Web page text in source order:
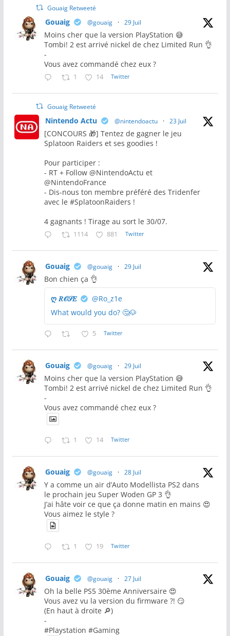
Gouaig Retweeté
Gouaig @gouaig · 29 Juil
Moins cher que la version PlayStation 😅
Tombi! 2 est arrivé nickel de chez Limited Run 👌
-
Vous avez commandé chez eux ?
1 14 Twitter
Gouaig Retweeté
Nintendo Actu @nintendoactu · 23 Juil
[CONCOURS 🎁] Tentez de gagner le jeu
Splatoon Raiders et ses goodies !
Pour participer :
- RT + Follow @NintendoActu et
@NintendoFrance
- Dis-nous ton membre préféré des Tridenfer
avec le #SplatoonRaiders !
4 gagnants ! Tirage au sort le 30/07.
1114 881 Twitter
Gouaig @gouaig · 29 Juil
Bon chien ça 👌
ღ 𝑅𝒪𝒮𝐸
@Ro_z1e
What would you do? 🤔🐶
5 Twitter
Gouaig @gouaig · 29 Juil
Moins cher que la version PlayStation 😅
Tombi! 2 est arrivé nickel de chez Limited Run 👌
-
Vous avez commandé chez eux ?
1 14 Twitter
Gouaig @gouaig · 28 Juil
Y a comme un air d’Auto Modellista PS2 dans
le prochain jeu Super Woden GP 3 👌
J’ai hâte voir ce que ça donne matin en mains 😍
Vous aimez le style ?
1 19 Twitter
Gouaig @gouaig · 27 Juil
Oh la belle PS5 30ème Anniversaire 😍
Vous avez vu la version du firmware ?! 😏
(En haut à droite 🔎)
-
#Playstation #Gaming